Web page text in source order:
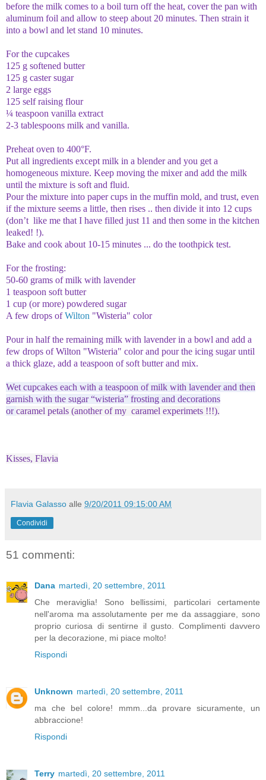
before the milk comes to a boil turn off the heat, cover the pan with
aluminum foil and allow to steep about 20 minutes. Then strain it
into a bowl and let stand 10 minutes.
For the cupcakes
125 g softened butter
125 g caster sugar
2 large eggs
125 self raising flour
¼ teaspoon vanilla extract
2-3 tablespoons milk and vanilla.
Preheat oven to 400°F.
Put all ingredients except milk in a blender and you get a
homogeneous mixture. Keep moving the mixer and add the milk
until the mixture is soft and fluid.
Pour the mixture into paper cups in the muffin mold, and trust, even
if the mixture seems a little, then rises .. then divide it into 12 cups
(don’t like me that I have filled just 11 and then some in the kitchen
leaked! !).
Bake and cook about 10-15 minutes ... do the toothpick test.
For the frosting:
50-60 grams of milk with lavender
1 teaspoon soft butter
1 cup (or more) powdered sugar
A few drops ofWilton "Wisteria" color
Pour in half the remaining milk with lavender in a bowl and add a
few drops of Wilton "Wisteria" color and pour the icing sugar until
a thick glaze, add a teaspoon of soft butter and mix.
Wet cupcakes each with a teaspoon of milk with lavender and then
garnish with the sugar “wisteria” frosting and decorations
or caramel petals (another of my caramel experimets !!!).
Kisses, Flavia
Flavia Galasso alle 9/20/2011 09:15:00 AM
Condividi
51 commenti:
Dana martedì, 20 settembre, 2011
Che meraviglia! Sono bellissimi, particolari certamente
nell'aroma ma assolutamente per me da assaggiare, sono
proprio curiosa di sentirne il gusto. Complimenti davvero
per la decorazione, mi piace molto!
Rispondi
Unknown martedì, 20 settembre, 2011
ma che bel colore! mmm...da provare sicuramente, un
abbraccione!
Rispondi
Terry martedì, 20 settembre, 2011